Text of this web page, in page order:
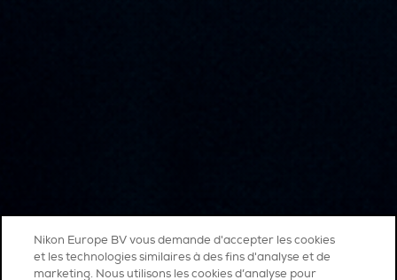
Nikon Europe BV vous demande d'accepter les cookies
et les technologies similaires à des fins d'analyse et de
marketing. Nous utilisons les cookies d’analyse pour